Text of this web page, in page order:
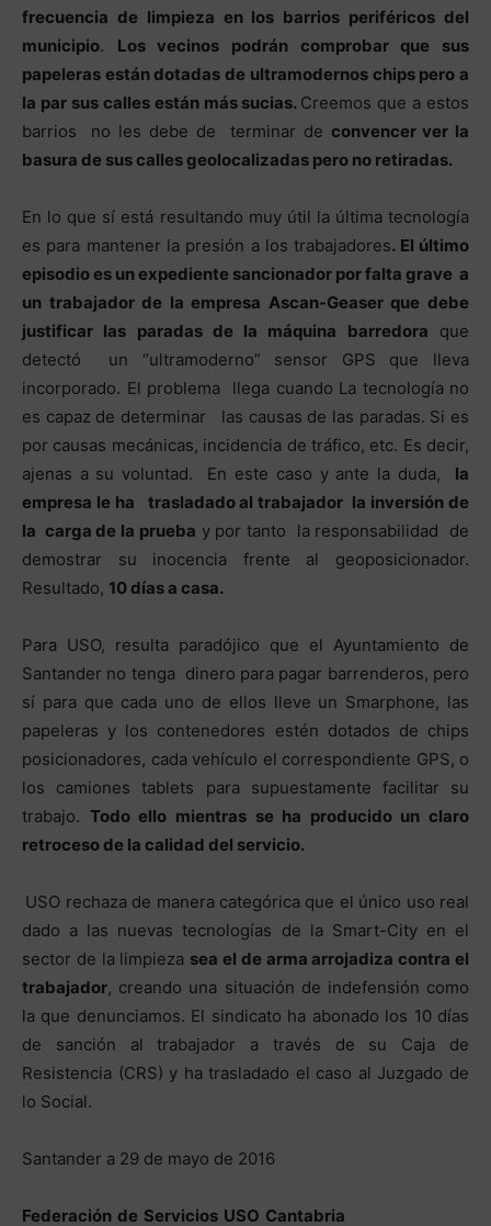
frecuencia de limpieza en los barrios periféricos del
municipio. Los vecinos podrán comprobar que sus
papeleras están dotadas de ultramodernos chips pero a
la par sus calles están más sucias. Creemos que a estos
barrios no les debe de terminar de convencer ver la
basura de sus calles geolocalizadas pero no retiradas.
En lo que sí está resultando muy útil la última tecnología
es para mantener la presión a los trabajadores. El último
episodio es un expediente sancionador por falta grave a
un trabajador de la empresa Ascan-Geaser que debe
justificar las paradas de la máquina barredora que
detectó un “ultramoderno” sensor GPS que lleva
incorporado. El problema llega cuando La tecnología no
es capaz de determinar las causas de las paradas. Si es
por causas mecánicas, incidencia de tráfico, etc. Es decir,
ajenas a su voluntad. En este caso y ante la duda, la
empresa le ha trasladado al trabajador la inversión de
la carga de la prueba y por tanto la responsabilidad de
demostrar su inocencia frente al geoposicionador.
Resultado, 10 días a casa.
Para USO, resulta paradójico que el Ayuntamiento de
Santander no tenga dinero para pagar barrenderos, pero
sí para que cada uno de ellos lleve un Smarphone, las
papeleras y los contenedores estén dotados de chips
posicionadores, cada vehículo el correspondiente GPS, o
los camiones tablets para supuestamente facilitar su
trabajo. Todo ello mientras se ha producido un claro
retroceso de la calidad del servicio.
USO rechaza de manera categórica que el único uso real
dado a las nuevas tecnologías de la Smart-City en el
sector de la limpieza sea el de arma arrojadiza contra el
trabajador, creando una situación de indefensión como
la que denunciamos. El sindicato ha abonado los 10 días
de sanción al trabajador a través de su Caja de
Resistencia (CRS) y ha trasladado el caso al Juzgado de
lo Social.
Santander a 29 de mayo de 2016
Federación de Servicios USO Cantabria